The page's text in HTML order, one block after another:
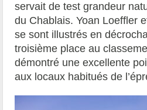
servait de test grandeur
du Chablais. Yoan Loeffler
se sont illustrés en
troisième place au
démontré une excellente
aux locaux habitués de